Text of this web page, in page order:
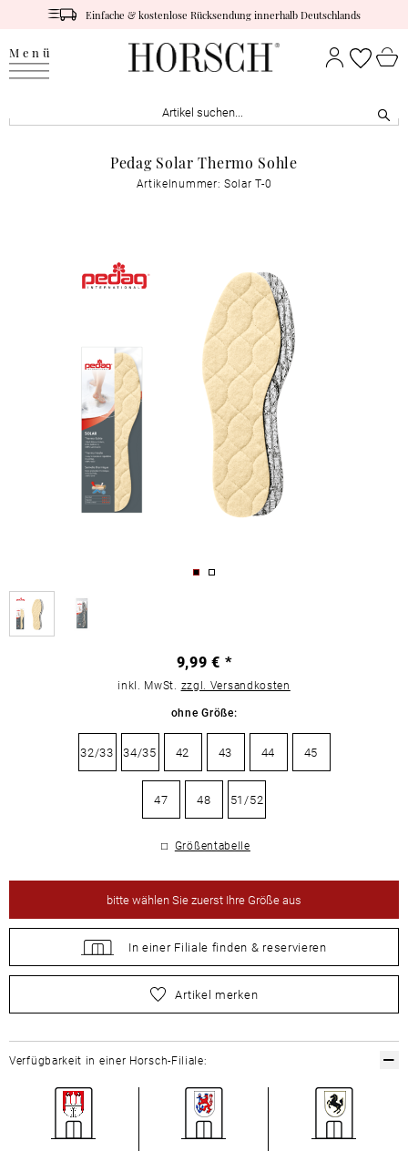
Einfache & kostenlose Rücksendung innerhalb Deutschlands
Menü
Pedag Solar Thermo Sohle
Artikelnummer: Solar T-0
9,99 € *
inkl. MwSt. zzgl. Versandkosten
ohne Größe:
32/33 34/35 42 43 44 45
47 48 51/52
Größentabelle
bittewählen Sie zuerst Ihre Größe aus
In einer Filiale finden & reservieren
wählen Sie zuerst Ihre Größe aus
Artikel merken
Verfügbarkeit in einer Horsch-Filiale: